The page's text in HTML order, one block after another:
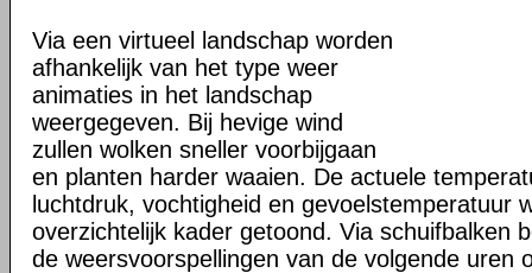
Via een virtueel landschap worden
afhankelijk van het type weer
animaties in het landschap
weergegeven. Bij hevige wind
zullen wolken sneller voorbijgaan
en planten harder waaien. De actuele
luchtdruk, vochtigheid en gevoelstemperatuur
overzichtelijk kader getoond. Via schuifbalken
de weersvoorspellingen van de volgende uren